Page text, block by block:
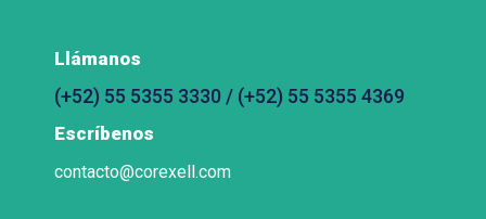
Llámanos
(+52) 55 5355 3330 / (+52) 55 5355 4369
Escríbenos
contacto@corexell.com